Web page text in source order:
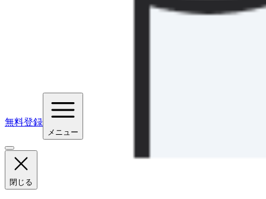
無料登録
メニュー
閉じる